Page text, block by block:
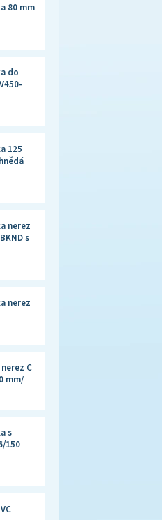
80 mm
do
125
nerez
s
nerez
C
mm/
s
150